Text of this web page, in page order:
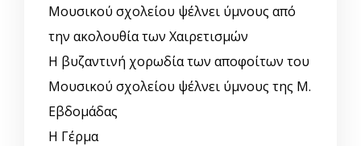
Μουσικού σχολείου ψέλνει ύμνους από
την ακολουθία των Χαιρετισμών
Η βυζαντινή χορωδία των αποφοίτων του
Μουσικού σχολείου ψέλνει ύμνους της Μ.
Εβδομάδας
Η Γέρμα